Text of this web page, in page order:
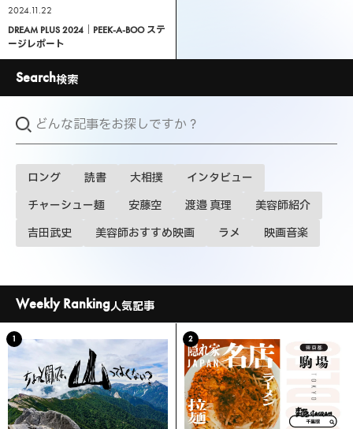
2024.11.22
DREAM PLUS 2024｜PEEK-A-BOO ステ
ージレポート
Search検索
ロング 読書 大相撲 インタビュー
チャーシュー麺 安藤空 渡邉 真理 美容師紹介
吉田武史 美容師おすすめ映画 ラメ 映画音楽
Weekly Ranking人気記事
1 2